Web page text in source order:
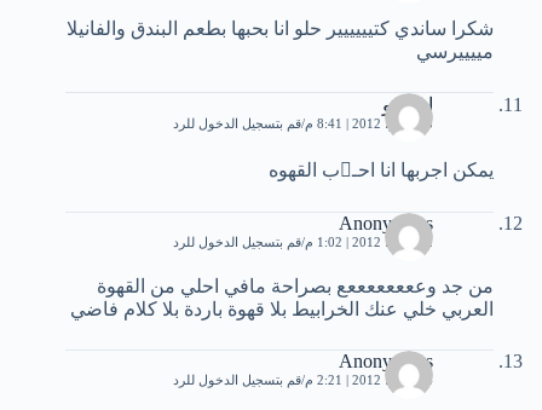
شكرا ساندي كتيييييير حلو انا بحبها بطعم البندق والفانيلا
مييييرسي
ام نونو
13 يونيو، 2012 | 8:41 م قم بتسجيل الدخول للرد
يمكن اجربها انا احـب القهوه
Anonymous
22 يونيو، 2012 | 1:02 م قم بتسجيل الدخول للرد
من جد وععععععععع بصراحة مافي احلي من القهوة
العربي خلي عنك الخرابيط بلا قهوة باردة بلا كلام فاضي
Anonymous
24 يونيو، 2012 | 2:21 م قم بتسجيل الدخول للرد